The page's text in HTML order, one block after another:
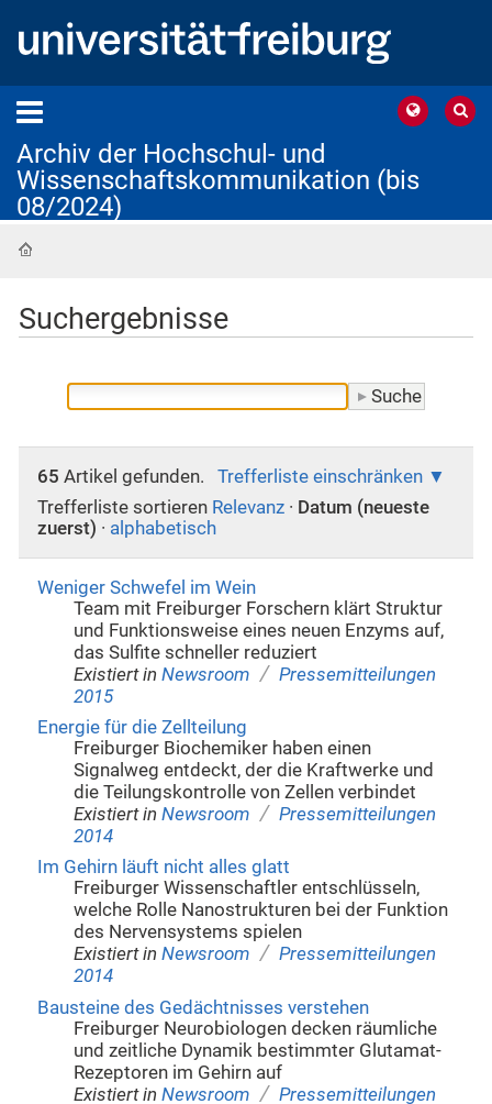
Archiv der Hochschul- und
Wissenschaftskommunikation (bis
08/2024)
Suchergebnisse
65 Artikel gefunden.
Trefferliste einschränken
Trefferliste sortieren Relevanz · Datum (neueste
zuerst) · alphabetisch
Weniger Schwefel im Wein
Team mit Freiburger Forschern klärt Struktur
und Funktionsweise eines neuen Enzyms auf,
das Sulfite schneller reduziert
Existiert in Newsroom / Pressemitteilungen
2015
Energie für die Zellteilung
Freiburger Biochemiker haben einen
Signalweg entdeckt, der die Kraftwerke und
die Teilungskontrolle von Zellen verbindet
Existiert in Newsroom / Pressemitteilungen
2014
Im Gehirn läuft nicht alles glatt
Freiburger Wissenschaftler entschlüsseln,
welche Rolle Nanostrukturen bei der Funktion
des Nervensystems spielen
Existiert in Newsroom / Pressemitteilungen
2014
Bausteine des Gedächtnisses verstehen
Freiburger Neurobiologen decken räumliche
und zeitliche Dynamik bestimmter Glutamat-
Rezeptoren im Gehirn auf
Existiert in Newsroom / Pressemitteilungen